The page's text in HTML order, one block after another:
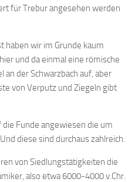
für Trebur angesehen werden
haben wir im Grunde kaum
und da einmal eine römische
der Schwarzbach auf, aber
von Verputz und Ziegeln gibt
Funde angewiesen die um
diese sind durchaus zahlreich.
von Siedlungstätigkeiten die
also etwa 6000-4000 v.Chr.